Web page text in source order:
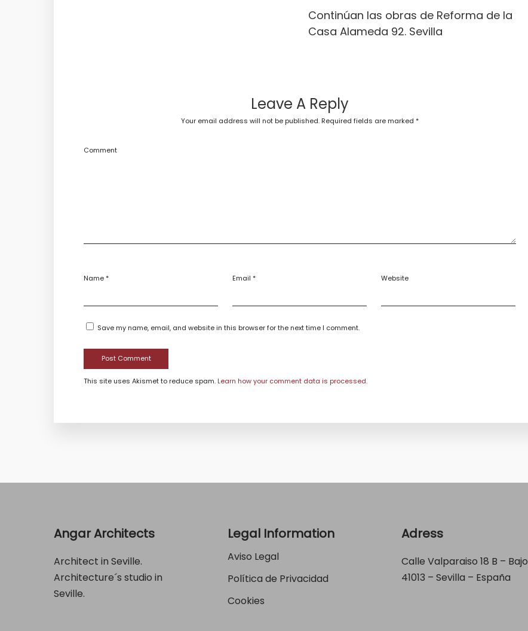
Continúan las obras de Reforma de la
Casa Alameda 92. Sevilla
Leave A Reply
Your email address will not be published. Required fields are marked *
Comment
Name* Email * Website
Save my name, email, and website in this browser for the next time I comment.
This site uses Akismet to reduce spam. Learn how your comment data is processed.
Angar Architects
Architect in Seville.
Architecture´s studio in
Seville.
Legal Information
Aviso Legal
Política de Privacidad
Cookies
Adress
Calle Valparaiso 18 B – Bajo
41013 – Sevilla – España